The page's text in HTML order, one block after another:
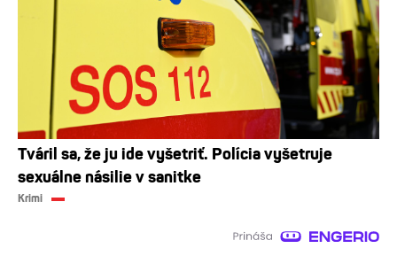
Tváril sa, že ju ide vyšetriť. Polícia vyšetruje
sexuálne násilie v sanitke
Krimi